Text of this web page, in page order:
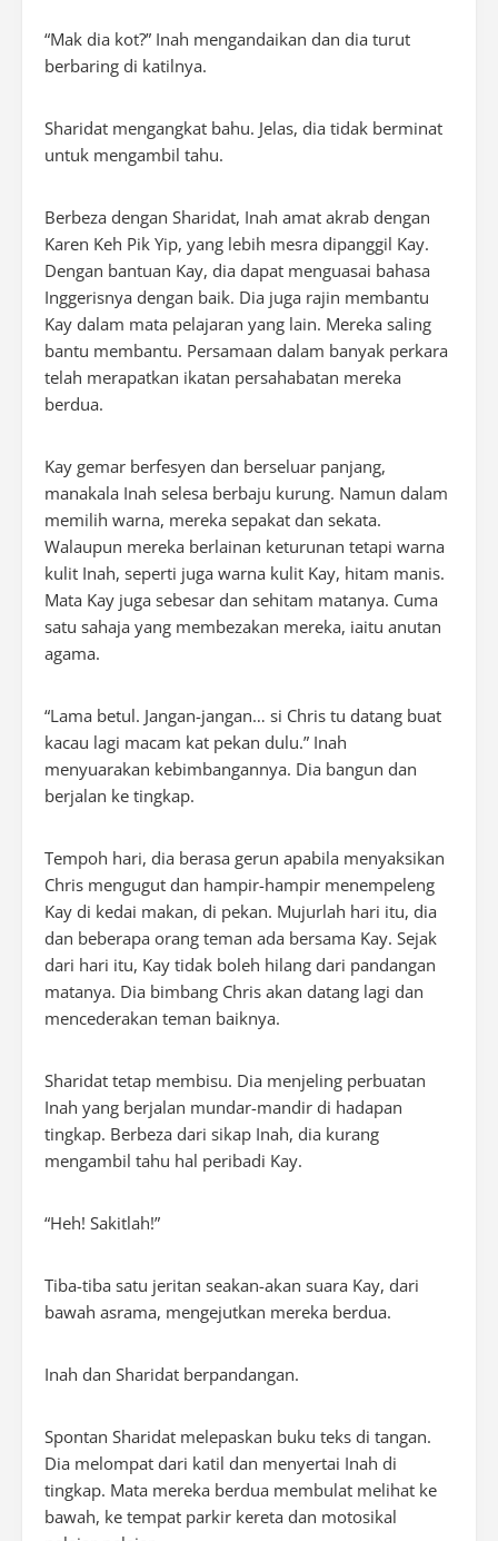
“Mak dia kot?” Inah mengandaikan dan dia turut
berbaring di katilnya.
Sharidat mengangkat bahu. Jelas, dia tidak berminat
untuk mengambil tahu.
Berbeza dengan Sharidat, Inah amat akrab dengan
Karen Keh Pik Yip, yang lebih mesra dipanggil Kay.
Dengan bantuan Kay, dia dapat menguasai bahasa
Inggerisnya dengan baik. Dia juga rajin membantu
Kay dalam mata pelajaran yang lain. Mereka saling
bantu membantu. Persamaan dalam banyak perkara
telah merapatkan ikatan persahabatan mereka
berdua.
Kay gemar berfesyen dan berseluar panjang,
manakala Inah selesa berbaju kurung. Namun dalam
memilih warna, mereka sepakat dan sekata.
Walaupun mereka berlainan keturunan tetapi warna
kulit Inah, seperti juga warna kulit Kay, hitam manis.
Mata Kay juga sebesar dan sehitam matanya. Cuma
satu sahaja yang membezakan mereka, iaitu anutan
agama.
“Lama betul. Jangan-jangan… si Chris tu datang buat
kacau lagi macam kat pekan dulu.” Inah
menyuarakan kebimbangannya. Dia bangun dan
berjalan ke tingkap.
Tempoh hari, dia berasa gerun apabila menyaksikan
Chris mengugut dan hampir-hampir menempeleng
Kay di kedai makan, di pekan. Mujurlah hari itu, dia
dan beberapa orang teman ada bersama Kay. Sejak
dari hari itu, Kay tidak boleh hilang dari pandangan
matanya. Dia bimbang Chris akan datang lagi dan
mencederakan teman baiknya.
Sharidat tetap membisu. Dia menjeling perbuatan
Inah yang berjalan mundar-mandir di hadapan
tingkap. Berbeza dari sikap Inah, dia kurang
mengambil tahu hal peribadi Kay.
“Heh! Sakitlah!”
Tiba-tiba satu jeritan seakan-akan suara Kay, dari
bawah asrama, mengejutkan mereka berdua.
Inah dan Sharidat berpandangan.
Spontan Sharidat melepaskan buku teks di tangan.
Dia melompat dari katil dan menyertai Inah di
tingkap. Mata mereka berdua membulat melihat ke
bawah, ke tempat parkir kereta dan motosikal